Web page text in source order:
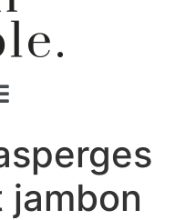
jambon